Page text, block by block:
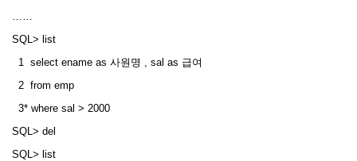
……
SQL> list
1 select ename as 사원명 , sal as 급여
2 from emp
3* where sal > 2000
SQL> del
SQL> list